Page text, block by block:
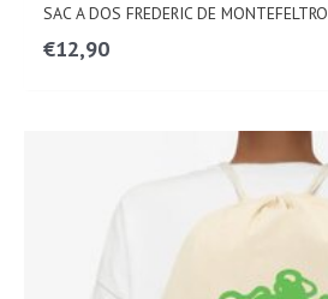
SAC A DOS FREDERIC DE MONTEFELTRO
€12,90